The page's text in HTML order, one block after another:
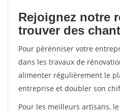
Rejoignez notre
trouver des
Pour pérénniser votre
dans les travaux de
alimenter régulièrement le
entreprise et doubler son
Pour les meilleurs artisans,